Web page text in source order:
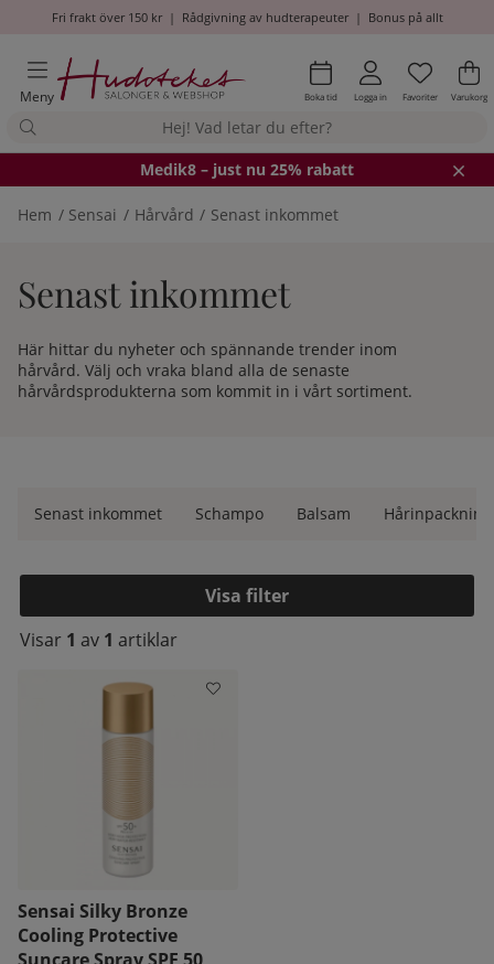
Fri frakt över 150 kr| Rådgivning av hudterapeuter| Bonus på allt
Meny Boka tid Logga in Antal i
.
Favoriter .
Varukorg
Medik8 – just nu 25% rabatt
Hem Sensai Hårvård Senast inkommet
Senast inkommet
Här hittar du nyheter och spännande trender inom
hårvård. Välj och vraka bland alla de senaste
hårvårdsprodukterna som kommit in i vårt sortiment.
Senast inkommet Schampo Balsam Hårinpackning
Filtrera
Visar 1 av 1 artiklar
Sensai Silky Bronze
Cooling Protective
Suncare Spray SPF 50